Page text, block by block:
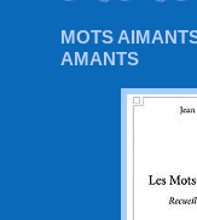
MOTS
AMANTS